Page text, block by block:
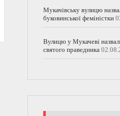
Мукачівську вулицю
буковинської феміністки
Вулицю у Мукачеві
святого праведника